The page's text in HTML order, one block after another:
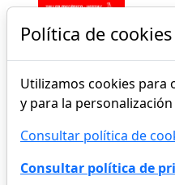
Política de cookies
Utilizamos cookies
y para la
Consultar política de
Consultar política de
Nombre
Teléfono